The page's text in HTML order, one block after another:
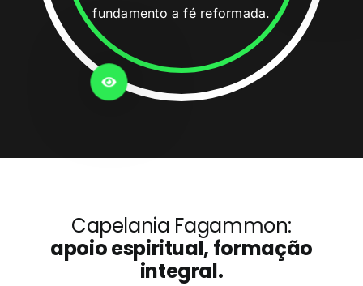
fundamento a fé reformada.
Capelania Fagammon:
apoio espiritual, formação
integral.